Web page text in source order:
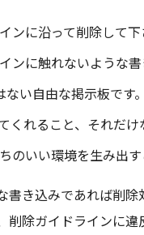
ンに沿って削除して下
ンに触れないような
い自由な掲示板です。
くれること、それだけ
のいい環境を生み出す
書き込みであれば削
削除ガイドラインに